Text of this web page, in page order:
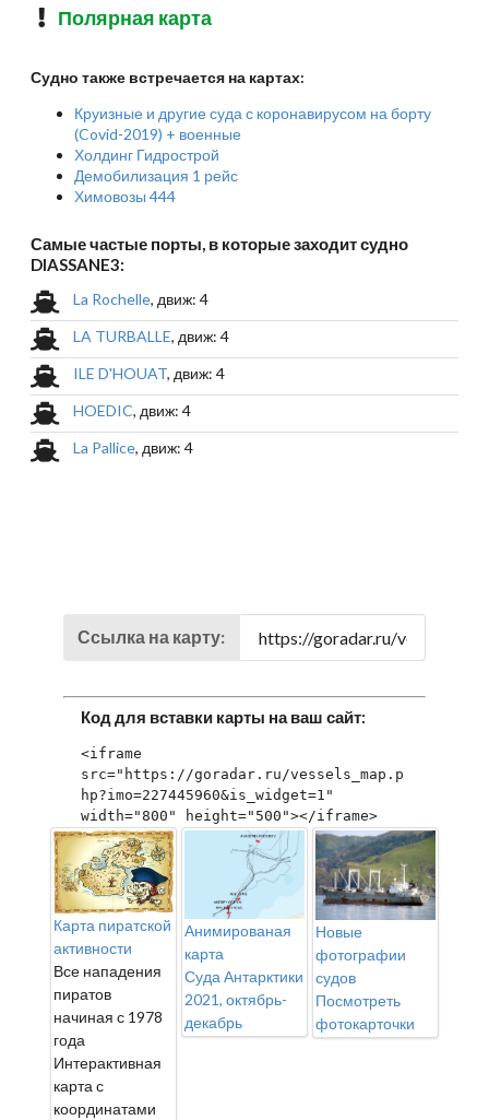
Полярная карта
Судно также встречается на картах:
Круизные и другие суда с коронавирусом на борту
(Covid-2019) + военные
Холдинг Гидрострой
Демобилизация 1 рейс
Химовозы 444
Самые частые порты, в которые заходит судно
DIASSANE3:
La Rochelle, движ: 4
LA TURBALLE, движ: 4
ILE D'HOUAT, движ: 4
HOEDIC, движ: 4
La Pallice, движ: 4
Ссылка на карту:
Код для вставки карты на ваш сайт:
<iframe
src="https://goradar.ru/vessels_map.p
hp?imo=227445960&is_widget=1"
width="800" height="500"></iframe>
Карта пиратской
активности
Все нападения
пиратов
начиная с 1978
года
Интерактивная
карта с
координатами
Анимированая
карта
Суда Антарктики
2021, октябрь-
декабрь
Новые
фотографии
судов
Посмотреть
фотокарточки